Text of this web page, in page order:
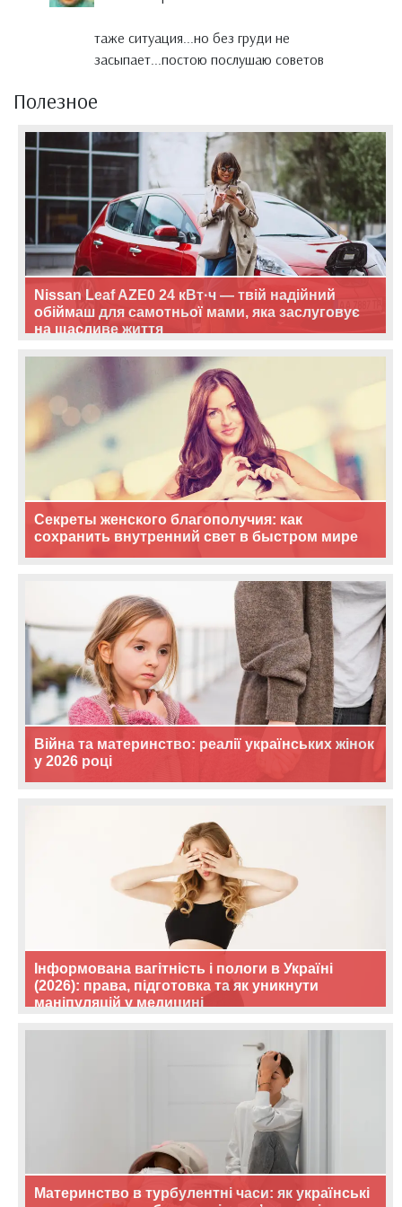
таже ситуация...но без груди не
засыпает...постою послушаю советов
Полезное
Nissan Leaf AZE0 24 кВт·ч — твій надійний
обіймаш для самотньої мами, яка заслуговує
на щасливе життя
Секреты женского благополучия: как
сохранить внутренний свет в быстром мире
Війна та материнство: реалії українських жінок
у 2026 році
Інформована вагітність і пологи в Україні
(2026): права, підготовка та як уникнути
маніпуляцій у медицині
Материнство в турбулентні часи: як українські